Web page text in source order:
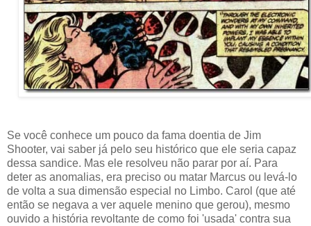
Se você conhece um pouco da fama doentia de Jim
Shooter, vai saber já pelo seu histórico que ele seria capaz
dessa sandice. Mas ele resolveu não parar por aí. Para
deter as anomalias, era preciso ou matar Marcus ou levá-lo
de volta a sua dimensão especial no Limbo. Carol (que até
então se negava a ver aquele menino que gerou), mesmo
ouvido a história revoltante de como foi 'usada' contra sua